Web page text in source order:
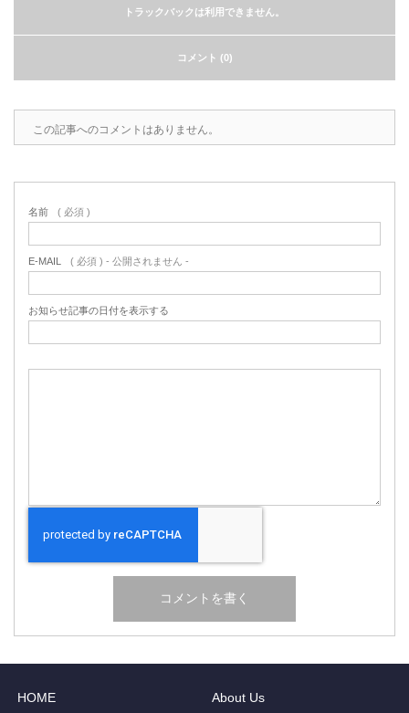
トラックバックは利用できません。
コメント (0)
この記事へのコメントはありません。
名前 ( 必須 )
E-MAIL ( 必須 ) - 公開されません -
お知らせ記事の日付を表示する
HOME About Us